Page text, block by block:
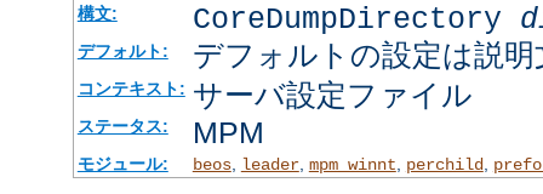
構文: CoreDumpDirectory
デフォルト: デフォルトの設定は説
コンテキスト: サーバ設定ファイル
ステータス: MPM
モジュール: beos, leader, mpm_winnt perchild,